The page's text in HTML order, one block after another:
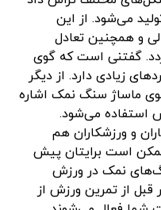
می‌شود. از این
و همچنین تعادل
گفتنی است که گوی
زیادی دارد. از دیگر
ماساژ سنگ نمک اشاره
استفاده می‌شود.
و ورزشکاران هم
ممکن است برایتان پیش
نمک در ورزش
از تمرین ورزش از